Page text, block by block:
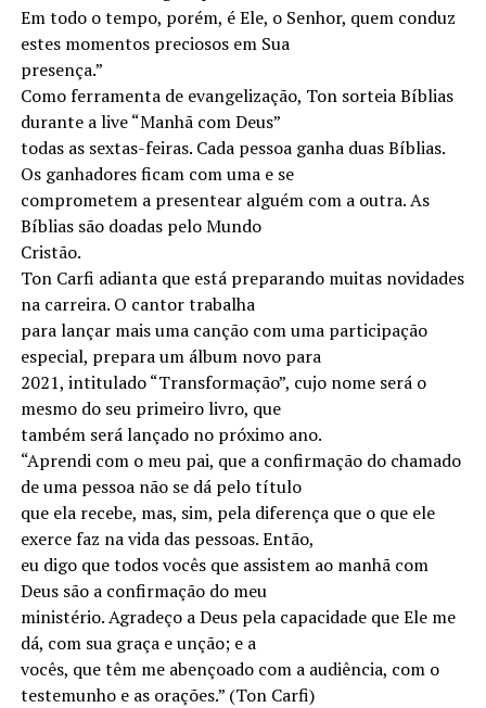
Em todo o tempo, porém, é Ele, o Senhor, quem conduz
estes momentos preciosos em Sua
presença.”
Como ferramenta de evangelização, Ton sorteia Bíblias
durante a live “Manhã com Deus”
todas as sextas-feiras. Cada pessoa ganha duas Bíblias.
Os ganhadores ficam com uma e se
comprometem a presentear alguém com a outra. As
Bíblias são doadas pelo Mundo
Cristão.
Ton Carfi adianta que está preparando muitas novidades
na carreira. O cantor trabalha
para lançar mais uma canção com uma participação
especial, prepara um álbum novo para
2021, intitulado “Transformação”, cujo nome será o
mesmo do seu primeiro livro, que
também será lançado no próximo ano.
“Aprendi com o meu pai, que a confirmação do chamado
de uma pessoa não se dá pelo título
que ela recebe, mas, sim, pela diferença que o que ele
exerce faz na vida das pessoas. Então,
eu digo que todos vocês que assistem ao manhã com
Deus são a confirmação do meu
ministério. Agradeço a Deus pela capacidade que Ele me
dá, com sua graça e unção; e a
vocês, que têm me abençoado com a audiência, com o
testemunho e as orações.” (Ton Carfi)